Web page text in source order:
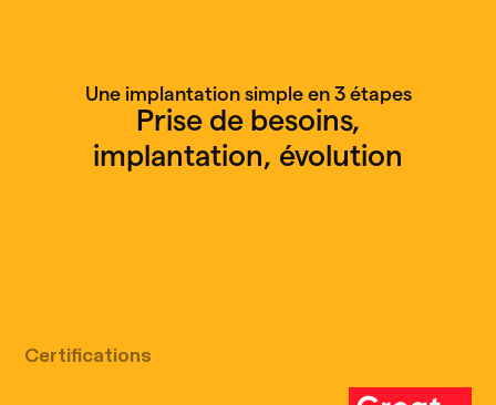
Une implantation simple en 3 étapes
Prise de besoins,
implantation, évolution
Certifications